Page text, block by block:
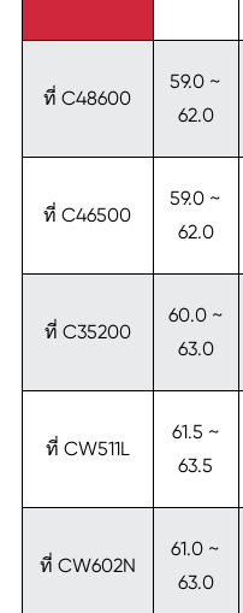
ที่ C48600
59.0 ~
62.0
ที่ C46500
59.0 ~
62.0
ที่ C35200
60.0 ~
63.0
ที่ CW511L
61.5 ~
63.5
ที่ CW602N
61.0 ~
63.0